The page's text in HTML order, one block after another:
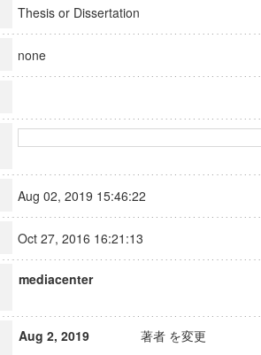
Thesis or Dissertation
none
Aug 02, 2019 15:46:22
Oct 27, 2016 16:21:13
mediacenter
Aug 2, 2019 著者 を変更